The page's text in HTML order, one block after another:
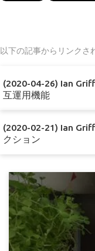
以下の記事からリンクさ
(2020-04-26) Ian
互運用機能
(2020-02-21) Ian
クション